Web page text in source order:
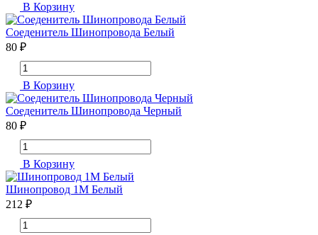
В Корзину
Соеденитель Шинопровода Белый
80 ₽
В Корзину
Соеденитель Шинопровода Черный
80 ₽
В Корзину
Шинопровод 1М Белый
212 ₽